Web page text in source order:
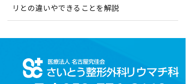
リとの違いやできることを解説